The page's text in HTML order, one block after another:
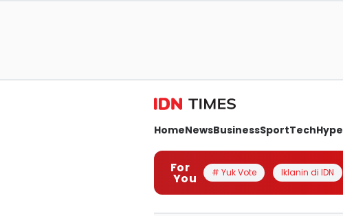
HomeNewsBusinessSportTechHype
For
You # Yuk Vote Iklanin di IDN